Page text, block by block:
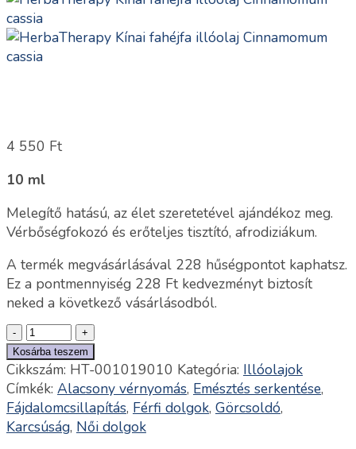
4 550 Ft
10 ml
Melegítő hatású, az élet szeretetével ajándékoz meg.
Vérbőségfokozó és erőteljes tisztító, afrodiziákum.
A termék megvásárlásával 228 hűségpontot kaphatsz.
Ez a pontmennyiség 228 Ftkedvezményt biztosít
neked a következő vásárlásodból.
Kosárba teszem
Cikkszám: HT-001019010 Kategória: Illóolajok
Címkék: Alacsony vérnyomás, Emésztés serkentése,
Fájdalomcsillapítás, Férfi dolgok, Görcsoldó,
Karcsúság, Női dolgok